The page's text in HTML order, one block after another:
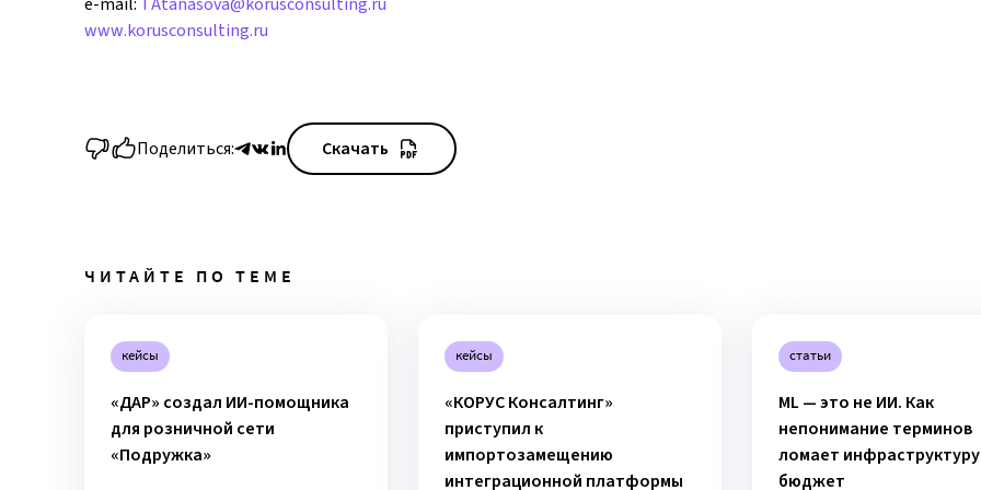
www.korusconsulting.ru
Поделиться: Скачать
ЧИТАЙТЕ ПО ТЕМЕ
кейсы
«ДАР» создал ИИ-помощника
для розничной сети
«Подружка»
кейсы
«КОРУС Консалтинг»
приступил к
импортозамещению
интеграционной платформы
статьи
ML — это не ИИ. Как
непонимание терминов
ломает
бюджет